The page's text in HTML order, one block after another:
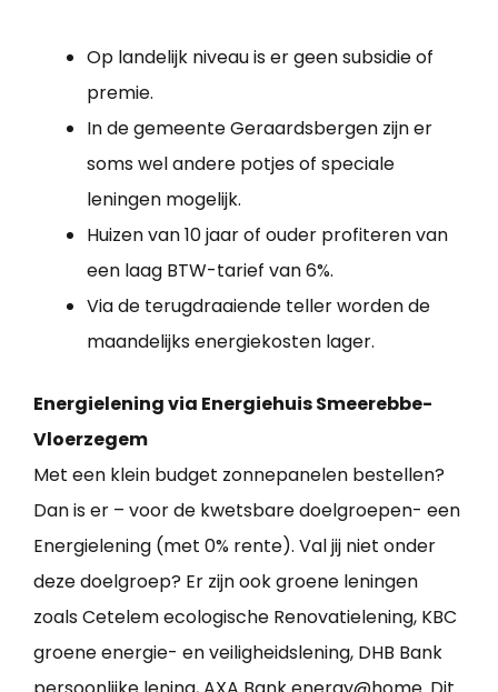
Op landelijk niveau is er geen subsidie of
premie.
In de gemeente Geraardsbergen zijn er
soms wel andere potjes of speciale
leningen mogelijk.
Huizen van 10 jaar of ouder profiteren van
een laag BTW-tarief van 6%.
Via de terugdraaiende teller worden de
maandelijks energiekosten lager.
Energielening via Energiehuis Smeerebbe-
Vloerzegem
Met een klein budget zonnepanelen bestellen?
Dan is er – voor de kwetsbare doelgroepen- een
Energielening (met 0% rente). Val jij niet onder
deze doelgroep? Er zijn ook groene leningen
zoals Cetelem ecologische Renovatielening, KBC
groene energie- en veiligheidslening, DHB Bank